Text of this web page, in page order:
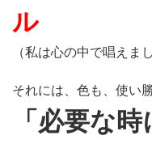
ル
（私は心の中で唱えま
それには、色も、使い
「必要な